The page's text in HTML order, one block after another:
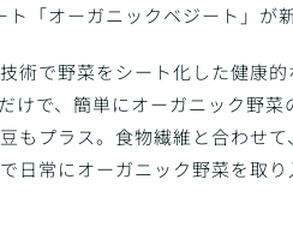
「オーガニックベジート」が
術で野菜をシート化した健康
けで、簡単にオーガニック野
もプラス。食物繊維と合わせ
日常にオーガニック野菜を取